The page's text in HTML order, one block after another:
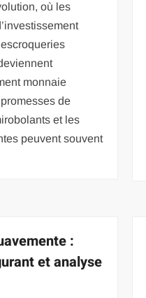
où les
monnaie
de
et les
peuvent souvent
:
et analyse